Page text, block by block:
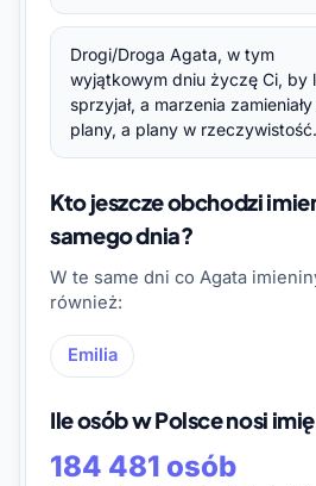
Drogi/Droga Agata, w tym
wyjątkowym dniu życzę Ci, by
sprzyjał, a marzenia
plany, a plany w rzeczywistość.
Kto jeszcze obchodzi
samego dnia?
W te same dni co Agata
również:
Emilia
Ile osób w Polsce nosi
184 481 osób